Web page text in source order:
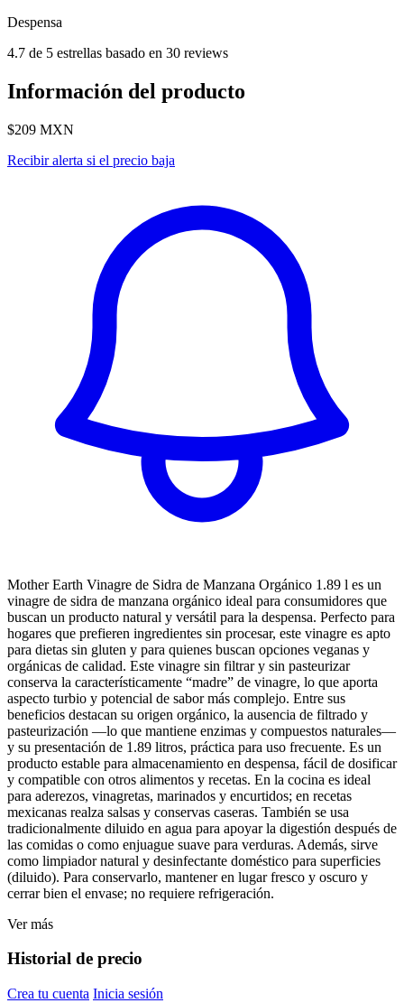
Despensa
4.7 de 5 estrellas basado en 30 reviews
Información del producto
$209 MXN
Recibir alerta si el precio baja
Mother Earth Vinagre de Sidra de Manzana Orgánico 1.89 l es un
vinagre de sidra de manzana orgánico ideal para consumidores que
buscan un producto natural y versátil para la despensa. Perfecto para
hogares que prefieren ingredientes sin procesar, este vinagre es apto
para dietas sin gluten y para quienes buscan opciones veganas y
orgánicas de calidad. Este vinagre sin filtrar y sin pasteurizar
conserva la característicamente “madre” de vinagre, lo que aporta
aspecto turbio y potencial de sabor más complejo. Entre sus
beneficios destacan su origen orgánico, la ausencia de filtrado y
pasteurización —lo que mantiene enzimas y compuestos naturales—
y su presentación de 1.89 litros, práctica para uso frecuente. Es un
producto estable para almacenamiento en despensa, fácil de dosificar
y compatible con otros alimentos y recetas. En la cocina es ideal
para aderezos, vinagretas, marinados y encurtidos; en recetas
mexicanas realza salsas y conservas caseras. También se usa
tradicionalmente diluido en agua para apoyar la digestión después de
las comidas o como enjuague suave para verduras. Además, sirve
como limpiador natural y desinfectante doméstico para superficies
(diluido). Para conservarlo, mantener en lugar fresco y oscuro y
cerrar bien el envase; no requiere refrigeración.
Ver más
Historial de precio
Crea tu cuenta Inicia sesión